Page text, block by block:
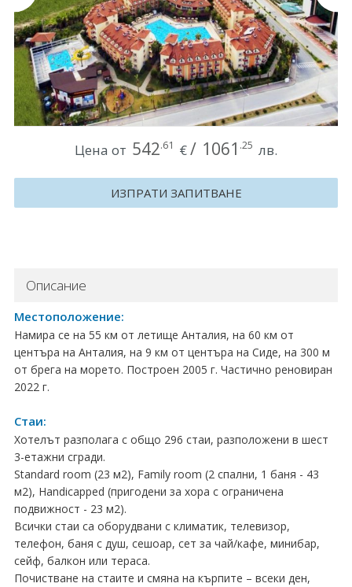
Круизи
Уикенд програми
ДЕСТИНАЦИИ
Албания
Хърватия
Италия
Австрия
Сърбия - E-Tours
Турция
Унгария
Цена от 542.61 €/ 1061 .25 лв.
ИЗПРАТИ ЗАПИТВАНЕ
Описание
Местоположение:
Намира се на 55 км от летище Анталия, на 60 км от
центъра на Анталия, на 9 км от центъра на Сиде, на 300 м
от брега на морето. Построен 2005 г. Частично реновиран
2022 г.
Стаи:
Хотелът разполага с общо 296 стаи, разположени в шест
3-етажни сгради.
Standard room (23 м2), Family room (2 спални, 1 баня - 43
м2), Handicapped (пригодени за хора с ограничена
подвижност - 23 м2).
Всички стаи са оборудвани с климатик, телевизор,
телефон, баня с душ, сешоар, сет за чай/кафе, минибар,
сейф, балкон или тераса.
Почистване на стаите и смяна на кърпите – всеки ден,